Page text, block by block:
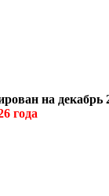
на декабрь
года